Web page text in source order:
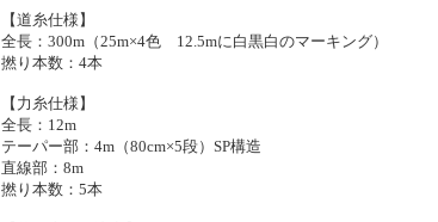
【道糸仕様】
全長：300m（25m×4色 12.5mに白黒白のマーキング）
撚り本数：4本
【力糸仕様】
全長：12m
テーパー部：4m（80cm×5段）SP構造
直線部：8m
撚り本数：5本